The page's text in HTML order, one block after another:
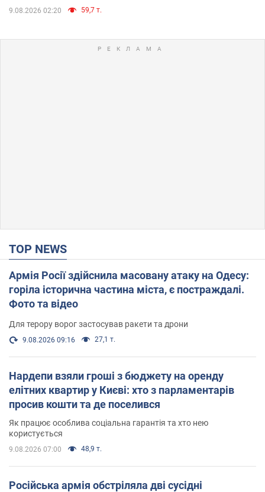
9.08.2026 02:20 59,7 т.
TOP NEWS
Армія Росії здійснила масовану атаку на Одесу:
горіла історична частина міста, є постраждалі.
Фото та відео
Для терору ворог застосував ракети та дрони
9.08.2026 09:16 27,1 т.
Нардепи взяли гроші з бюджету на оренду
елітних квартир у Києві: хто з парламентарів
просив кошти та де поселився
Як працює особлива соціальна гарантія та хто нею
користується
9.08.2026 07:00 48,9 т.
Російська армія обстріляла дві сусідні